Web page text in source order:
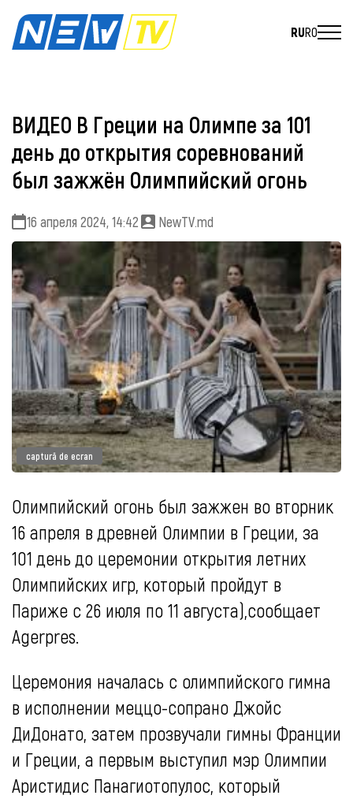
RURO
ВИДЕО В Греции на Олимпе за 101
день до открытия соревнований
был зажжён Олимпийский огонь
16 апреля 2024, 14:42 NewTV.md
captură de ecran
Олимпийский огонь был зажжен во вторник
16 апреля в древней Олимпии в Греции, за
101 день до церемонии открытия летних
Олимпийских игр, который пройдут в
Париже с 26 июля по 11 августа),сообщает
Agerpres.
Церемония началась с олимпийского гимна
в исполнении меццо-сопрано Джойс
ДиДонато, затем прозвучали гимны Франции
и Греции, а первым выступил мэр Олимпии
Аристидис Панагиотопулос, который